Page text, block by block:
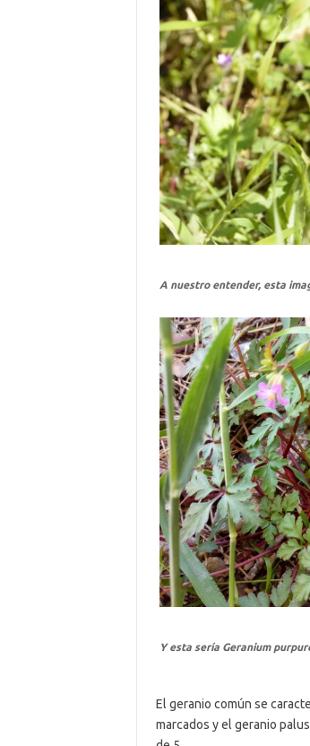
A nuestro entender, esta
Y esta sería Geranium
El geranio común se
marcados y el geranio